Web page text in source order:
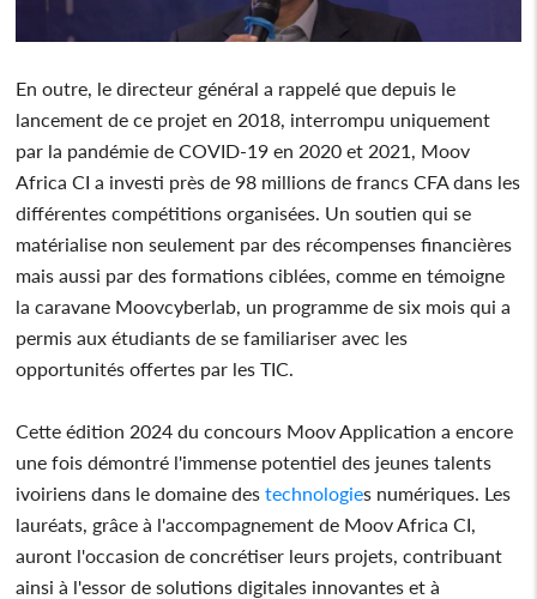
En outre, le directeur général a rappelé que depuis le
lancement de ce projet en 2018, interrompu uniquement
par la pandémie de COVID-19 en 2020 et 2021, Moov
Africa CI a investi près de 98 millions de francs CFA dans les
différentes compétitions organisées. Un soutien qui se
matérialise non seulement par des récompenses financières
mais aussi par des formations ciblées, comme en témoigne
la caravane Moovcyberlab, un programme de six mois qui a
permis aux étudiants de se familiariser avec les
opportunités offertes par les TIC.
Cette édition 2024 du concours Moov Application a encore
une fois démontré l'immense potentiel des jeunes talents
ivoiriens dans le domaine destechnologies numériques. Les
lauréats, grâce à l'accompagnement de Moov Africa CI,
auront l'occasion de concrétiser leurs projets, contribuant
ainsi à l'essor de solutions digitales innovantes et à